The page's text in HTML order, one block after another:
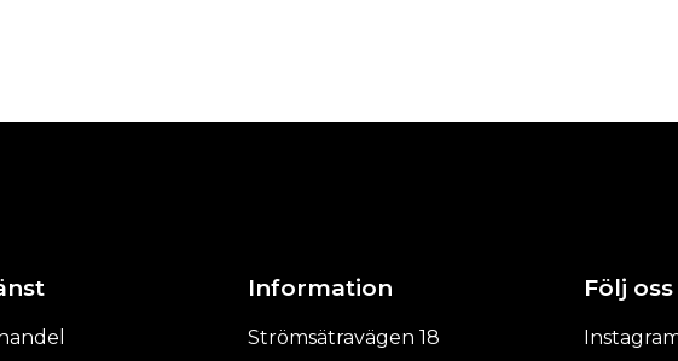
Information
Strömsätravägen 18
Följ oss